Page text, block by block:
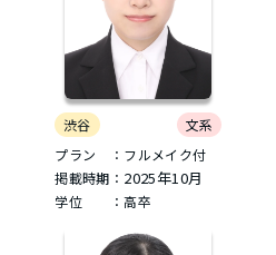
渋谷
文系
プラン ：フルメイク付
掲載時期： 2025年10月
学位 ：高卒